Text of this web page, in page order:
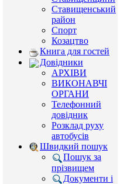
Ставищенський
район
Спорт
Козацтво
Книга для гостей
Довідники
АРХІВИ
ВИКОНАВЧІ
ОРГАНИ
Телефонний
довідник
Розклад руху
автобусів
Швидкий пошук
Пошук за
прізвищем
Документи і